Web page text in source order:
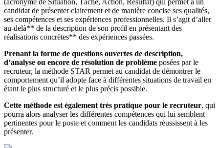
candidat de présenter clairement et de manière concise ses qualités,
ses compétences et ses expériences professionnelles. Il s’agit d’aller
au-delà** de la description de son profil en présentant des
réalisations concrètes** des expériences passées.
Prenant la forme de questions ouvertes de description,
d’analyse ou encore de résolution de problème posées par le
recruteur, la méthode STAR permet au candidat de démontrer le
comportement qu’il adopte face à différentes situations de travail en
étant le plus structuré et le plus précis possible.
Cette méthode est également très pratique pour le recruteur, qui
pourra alors analyser les différentes compétences qui lui semblent
pertinentes pour le poste et comment les candidats réussissent à les
présenter.